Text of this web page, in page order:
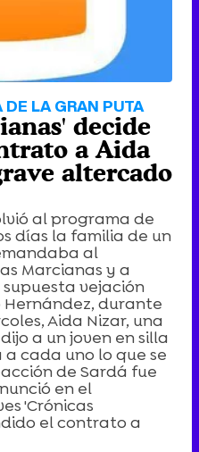
DE LA GRAN PUTA
decide
a Aida
altercado
al programa de
días la familia de un
al
Marcianas y a
vejación
Hernández, durante
Aida Nizar, una
a un joven en silla
a cada uno lo que se
de Sardá fue
en el
'Crónicas
el contrato a